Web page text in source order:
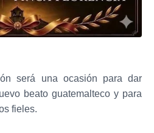
será una ocasión para dar
beato guatemalteco y para
fieles.